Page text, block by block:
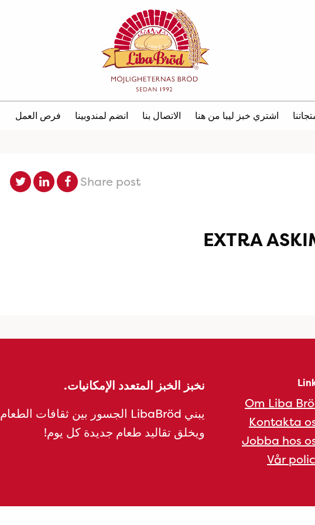
اشتري خبز ليبا من هنا الاتصال بنا انضم لمندوبينا فرص العمل
Share post
EXTRA
Om Liba
Kontakta
Jobba hos
Vår
نخبز الخبز المتعدد الإمكانيات.
يبني LibaBröd الجسور بين ثقافات الطعام
ويخلق تقاليد طعام جديدة كل يوم!